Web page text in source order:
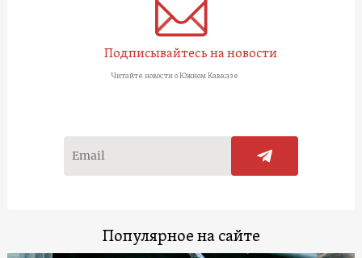
Подписывайтесь на новости
Читайте новости о Южном Кавказе
Популярное на сайте